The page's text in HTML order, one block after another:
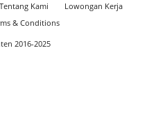
Tentang Kami
Lowongan Kerja
& Conditions
2016-2025